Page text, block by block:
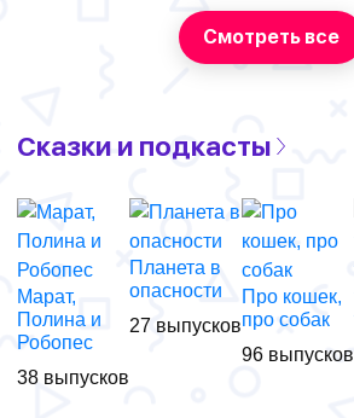
Смотреть все
Сказки и подкасты
Марат,
Полина и
Робопес
38 выпусков
Планета в
опасности
27 выпусков
Про кошек,
про собак
96 выпусков